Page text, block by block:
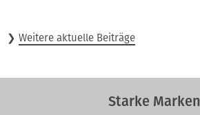
❯ Weitere aktuelle Beiträge
Starke Marken